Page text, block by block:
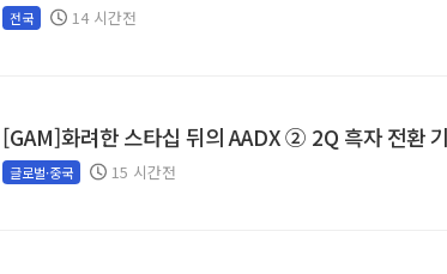
전국 14 시간전
[GAM]화려한 스타십 뒤의 AADX ② 2Q 흑자 전환
글로벌·중국 15 시간전